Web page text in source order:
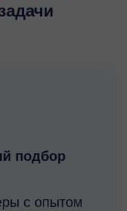
подбор
с опытом